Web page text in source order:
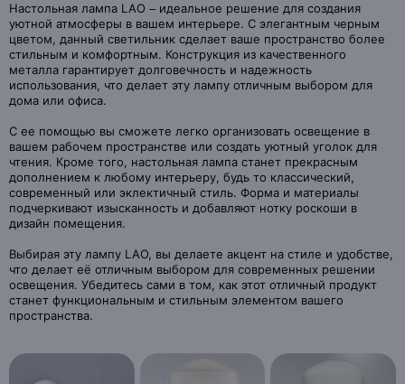
Настольная лампа LAO – идеальное решение для создания
уютной атмосферы в вашем интерьере. С элегантным черным
цветом, данный светильник сделает ваше пространство более
стильным и комфортным. Конструкция из качественного
металла гарантирует долговечность и надежность
использования, что делает эту лампу отличным выбором для
дома или офиса.
С ее помощью вы сможете легко организовать освещение в
вашем рабочем пространстве или создать уютный уголок для
чтения. Кроме того, настольная лампа станет прекрасным
дополнением к любому интерьеру, будь то классический,
современный или эклектичный стиль. Форма и материалы
подчеркивают изысканность и добавляют нотку роскоши в
дизайн помещения.
Выбирая эту лампу LAO, вы делаете акцент на стиле и удобстве,
что делает её отличным выбором для современных решении
освещения. Убедитесь сами в том, как этот отличный продукт
станет функциональным и стильным элементом вашего
пространства.